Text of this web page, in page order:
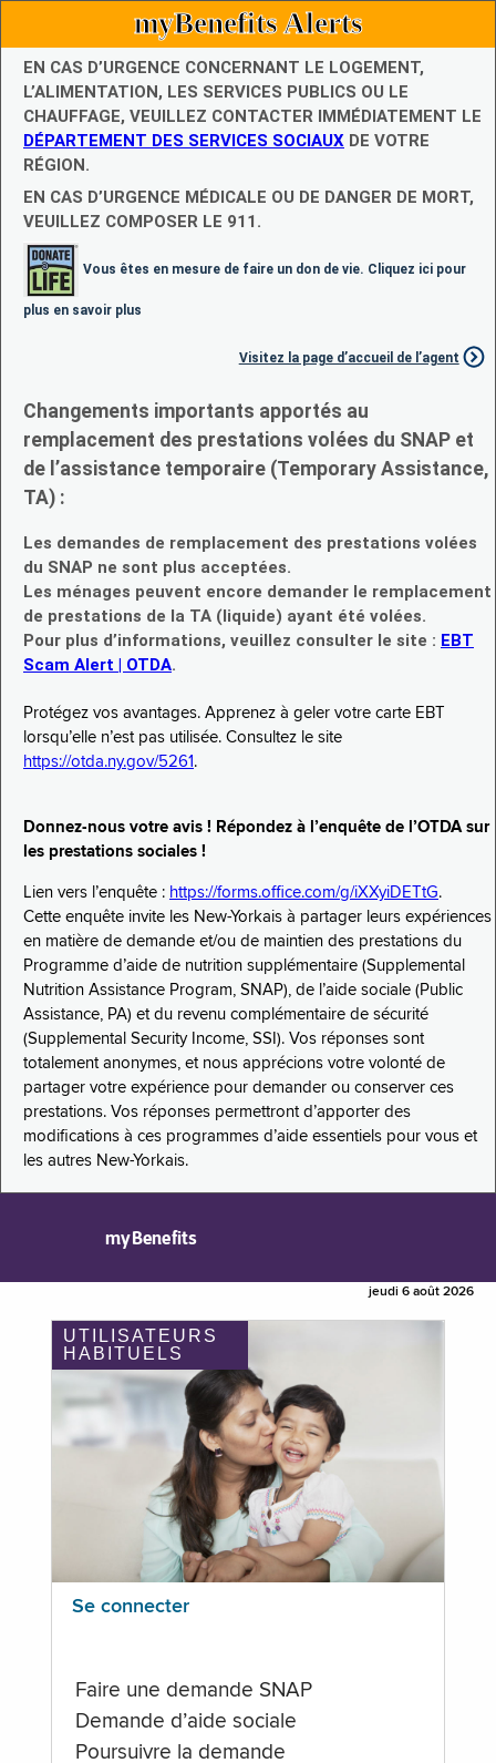
myBenefits Alerts
EN CAS D’URGENCE CONCERNANT LE LOGEMENT,
L’ALIMENTATION, LES SERVICES PUBLICS OU LE
CHAUFFAGE, VEUILLEZ CONTACTER IMMÉDIATEMENT LE
DÉPARTEMENT DES SERVICES SOCIAUX DE VOTRE
RÉGION.
EN CAS D’URGENCE MÉDICALE OU DE DANGER DE MORT,
VEUILLEZ COMPOSER LE 911.
Vous êtes en mesure de faire un don de vie. Cliquez ici pour
plus en savoir plus
Visitez la page d’accueil de l’agent
Changements importants apportés au
remplacement des prestations volées du SNAP et
de l’assistance temporaire (Temporary Assistance,
TA) :
Les demandes de remplacement des prestations volées
du SNAP ne sont plus acceptées.
Les ménages peuvent encore demander le remplacement
de prestations de la TA (liquide) ayant été volées.
Pour plus d’informations, veuillez consulter le site : EBT
Scam Alert | OTDA.
Protégez vos avantages. Apprenez à geler votre carte EBT
lorsqu’elle n’est pas utilisée. Consultez le site
https://otda.ny.gov/5261 .
Donnez-nous votre avis ! Répondez à l’enquête de l’OTDA sur
les prestations sociales !
Lien vers l’enquête : https://forms.office.com/g/iXXyiDETtG.
Cette enquête invite les New-Yorkais à partager leurs expériences
en matière de demande et/ou de maintien des prestations du
Programme d’aide de nutrition supplémentaire (Supplemental
Nutrition Assistance Program, SNAP), de l’aide sociale (Public
Assistance, PA) et du revenu complémentaire de sécurité
(Supplemental Security Income, SSI). Vos réponses sont
totalement anonymes, et nous apprécions votre volonté de
partager votre expérience pour demander ou conserver ces
prestations. Vos réponses permettront d’apporter des
modifications à ces programmes d’aide essentiels pour vous et
les autres New-Yorkais.
myBenefits
jeudi 6 août 2026
UTILISATEURS
HABITUELS
Se connecter
Faire une demande SNAP
Demande d’aide sociale
Poursuivre la demande